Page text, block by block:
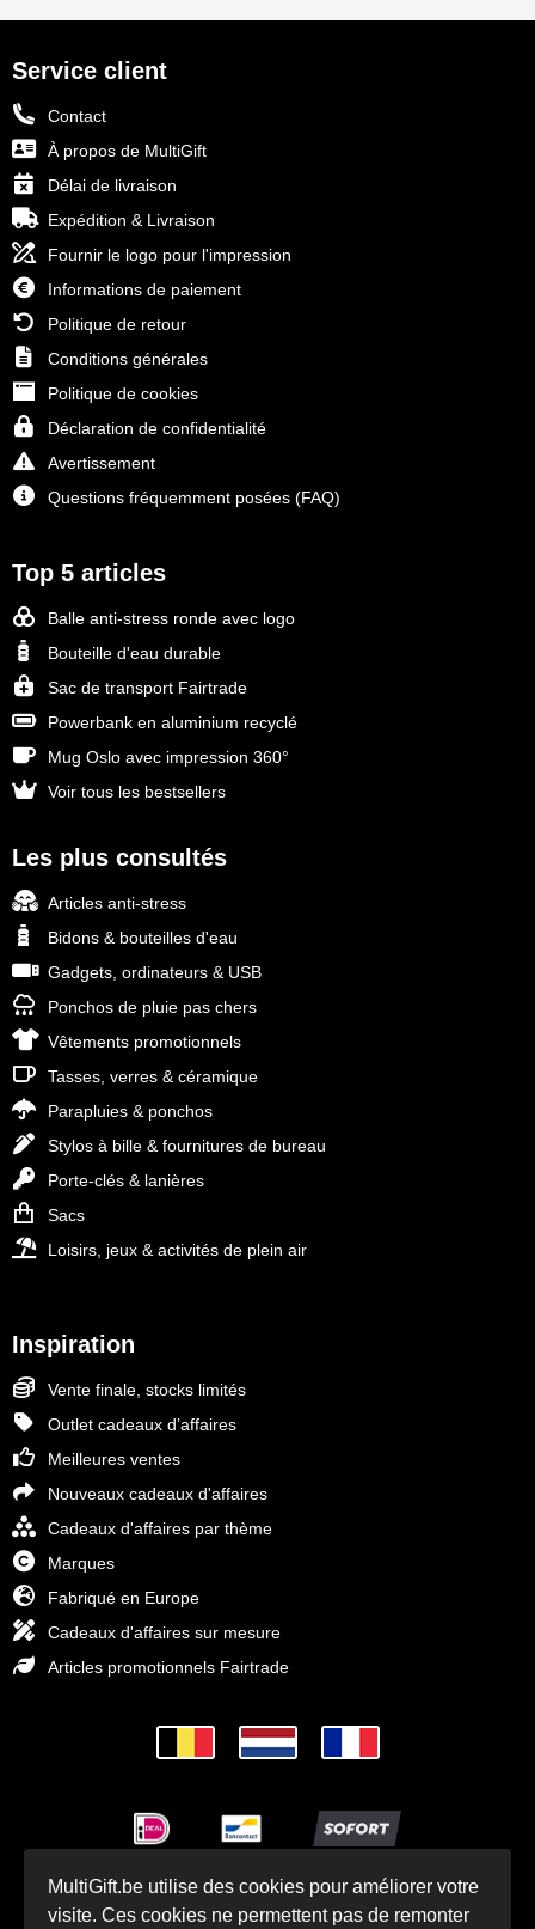
Service client
Contact
À propos de MultiGift
Délai de livraison
Expédition & Livraison
Fournir le logo pour l'impression
Informations de paiement
Politique de retour
Conditions générales
Politique de cookies
Déclaration de confidentialité
Avertissement
Questions fréquemment posées (FAQ)
Top 5 articles
Balle anti-stress ronde avec logo
Bouteille d'eau durable
Sac de transport Fairtrade
Powerbank en aluminium recyclé
Mug Oslo avec impression 360°
Voir tous les bestsellers
Les plus consultés
Articles anti-stress
Bidons & bouteilles d'eau
Gadgets, ordinateurs & USB
Ponchos de pluie pas chers
Vêtements promotionnels
Tasses, verres & céramique
Parapluies & ponchos
Stylos à bille & fournitures de bureau
Porte-clés & lanières
Sacs
Loisirs, jeux & activités de plein air
Inspiration
Vente finale, stocks limités
Outlet cadeaux d’affaires
Meilleures ventes
Nouveaux cadeaux d'affaires
Cadeaux d'affaires par thème
Marques
Fabriqué en Europe
Cadeaux d'affaires sur mesure
Articles promotionnels Fairtrade
© Cadeaux d'affaires MultiGift 1993 - 2025
MultiGift.be utilise des cookies pour améliorer votre
visite. Ces cookies ne permettent pas de remonter